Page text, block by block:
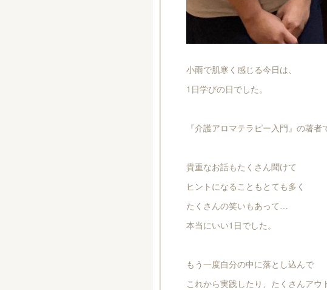
小雨で肌寒く感じる今日は、
1日学びの日でした。
『介護アロマテラピー入門』の著
貴重なお話もたくさん聞けて
ヒントになることもとても多く
たくさんの笑いもあって…
本当にいい1日でした。
もう一度自分の中に落とし込んで
これから実践したり、たくさんア